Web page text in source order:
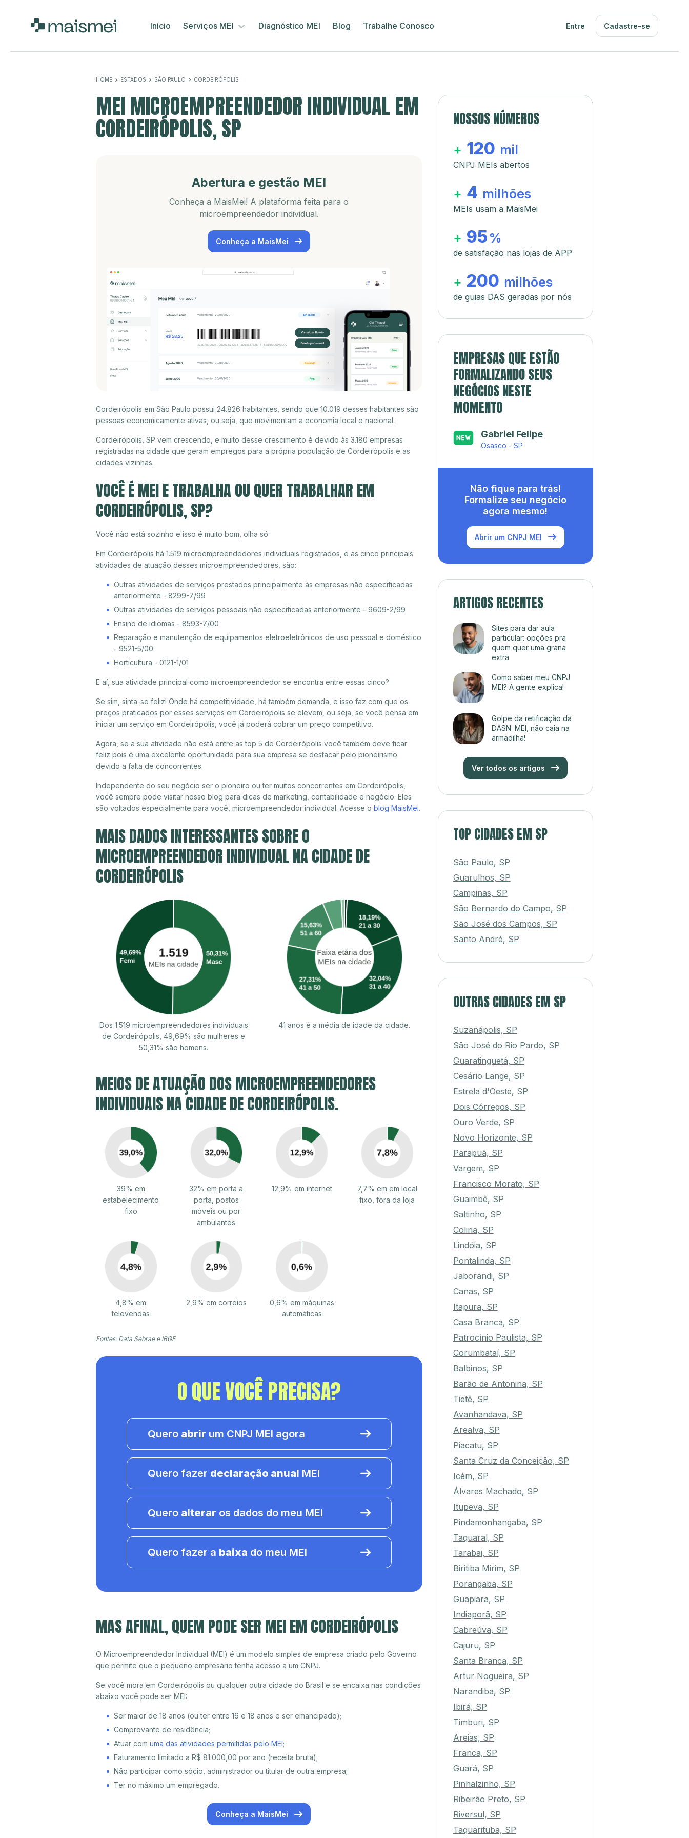
Início Serviços MEI Diagnóstico MEI Blog Trabalhe Conosco Entre Cadastre-se
HOME ESTADOS SÃO PAULO CORDEIRÓPOLIS
MEI MICROEMPREENDEDOR INDIVIDUAL EM
CORDEIRÓPOLIS, SP
Abertura e gestão MEI
Conheça a MaisMei! A plataforma feita para o
microempreendedor individual.
Conheça a MaisMei
Cordeirópolis em São Paulo possui 24.826 habitantes, sendo que 10.019 desses habitantes são
pessoas economicamente ativas, ou seja, que movimentam a economia local e nacional.
Cordeirópolis, SP vem crescendo, e muito desse crescimento é devido às 3.180 empresas
registradas na cidade que geram empregos para a própria população de Cordeirópolis e as
cidades vizinhas.
VOCÊ É MEI E TRABALHA OU QUER TRABALHAR EM
CORDEIRÓPOLIS, SP?
Você não está sozinho e isso é muito bom, olha só:
Em Cordeirópolis há 1.519 microempreendedores individuais registrados, e as cinco principais
atividades de atuação desses microempreendedores, são:
Outras atividades de serviços prestados principalmente às empresas não especificadas
anteriormente - 8299-7/99
Outras atividades de serviços pessoais não especificadas anteriormente - 9609-2/99
Ensino de idiomas - 8593-7/00
Reparação e manutenção de equipamentos eletroeletrônicos de uso pessoal e doméstico
- 9521-5/00
Horticultura - 0121-1/01
E aí, sua atividade principal como microempreendedor se encontra entre essas cinco?
Se sim, sinta-se feliz! Onde há competitividade, há também demanda, e isso faz com que os
preços praticados por esses serviços em Cordeirópolis se elevem, ou seja, se você pensa em
iniciar um serviço em Cordeirópolis, você já poderá cobrar um preço competitivo.
Agora, se a sua atividade não está entre as top 5 de Cordeirópolis você também deve ficar
feliz pois é uma excelente oportunidade para sua empresa se destacar pelo pioneirismo
devido a falta de concorrentes.
Independente do seu negócio ser o pioneiro ou ter muitos concorrentes em Cordeirópolis,
você sempre pode visitar nosso blog para dicas de marketing, contabilidade e negócio. Eles
são voltados especialmente para você, microempreendedor individual. Acesse o blog MaisMei.
MAIS DADOS INTERESSANTES SOBRE O
MICROEMPREENDEDOR INDIVIDUAL NA CIDADE DE
CORDEIRÓPOLIS
Dos 1.519 microempreendedores individuais
de Cordeirópolis, 49,69% são mulheres e
50,31% são homens.
41 anos é a média de idade da cidade.
MEIOS DE ATUAÇÃO DOS MICROEMPREENDEDORES
INDIVIDUAIS NA CIDADE DE CORDEIRÓPOLIS.
39% em
estabelecimento
fixo
32% em porta a
porta, postos
móveis ou por
ambulantes
12,9% em internet
7,7% em em local
fixo, fora da loja
4,8% em
televendas
2,9% em correios
0,6% em máquinas
automáticas
Fontes: Data Sebrae e IBGE
O QUE VOCÊ PRECISA?
Quero abrir um CNPJ MEI agora
Quero fazer declaração anual MEI
Quero alterar os dados do meu MEI
Quero fazer a baixa do meu MEI
MAS AFINAL, QUEM PODE SER MEI EM CORDEIRÓPOLIS
O Microempreendedor Individual (MEI) é um modelo simples de empresa criado pelo Governo
que permite que o pequeno empresário tenha acesso a um CNPJ.
Se você mora em Cordeirópolis ou qualquer outra cidade do Brasil e se encaixa nas condições
abaixo você pode ser MEI:
Ser maior de 18 anos (ou ter entre 16 e 18 anos e ser emancipado);
Comprovante de residência;
Atuar com uma das atividades permitidas pelo MEI;
Faturamento limitado a R$ 81.000,00 por ano (receita bruta);
Não participar como sócio, administrador ou titular de outra empresa;
Ter no máximo um empregado.
Conheça a MaisMei
NOSSOS NÚMEROS
+ 120 mil
CNPJ MEIs abertos
+ 4 milhões
MEIs usam a MaisMei
+ 95 %
de satisfação nas lojas de APP
+ 200 milhões
de guias DAS geradas por nós
EMPRESAS QUE ESTÃO
FORMALIZANDO SEUS
NEGÓCIOS NESTE
MOMENTO
Gabriel Felipe
Osasco - SP
Não fique para trás!
Formalize seu negócio
agora mesmo!
Abrir um CNPJ MEI
ARTIGOS RECENTES
Sites para dar aula
particular: opções pra
quem quer uma grana
extra
Como saber meu CNPJ
MEI? A gente explica!
Golpe da retificação da
DASN: MEI, não caia na
armadilha!
Ver todos os artigos
TOP CIDADES EM SP
São Paulo, SP
Guarulhos, SP
Campinas, SP
São Bernardo do Campo, SP
São José dos Campos, SP
Santo André, SP
OUTRAS CIDADES EM SP
Suzanápolis, SP
São José do Rio Pardo, SP
Guaratinguetá, SP
Cesário Lange, SP
Estrela d'Oeste, SP
Dois Córregos, SP
Ouro Verde, SP
Novo Horizonte, SP
Parapuã, SP
Vargem, SP
Francisco Morato, SP
Guaimbê, SP
Saltinho, SP
Colina, SP
Lindóia, SP
Pontalinda, SP
Jaborandi, SP
Canas, SP
Itapura, SP
Casa Branca, SP
Patrocínio Paulista, SP
Corumbataí, SP
Balbinos, SP
Barão de Antonina, SP
Tietê, SP
Avanhandava, SP
Arealva, SP
Piacatu, SP
Santa Cruz da Conceição, SP
Icém, SP
Álvares Machado, SP
Itupeva, SP
Pindamonhangaba, SP
Taquaral, SP
Tarabai, SP
Biritiba Mirim, SP
Porangaba, SP
Guapiara, SP
Indiaporã, SP
Cabreúva, SP
Cajuru, SP
Santa Branca, SP
Artur Nogueira, SP
Narandiba, SP
Ibirá, SP
Timburi, SP
Areias, SP
Franca, SP
Guará, SP
Pinhalzinho, SP
Ribeirão Preto, SP
Riversul, SP
Taquarituba, SP